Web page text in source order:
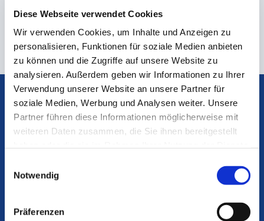
Diese Webseite verwendet Cookies
Wir verwenden Cookies, um Inhalte und Anzeigen zu
personalisieren, Funktionen für soziale Medien anbieten
zu können und die Zugriffe auf unsere Website zu
analysieren. Außerdem geben wir Informationen zu Ihrer
Verwendung unserer Website an unsere Partner für
soziale Medien, Werbung und Analysen weiter. Unsere
Partner führen diese Informationen möglicherweise mit
weiteren Daten zusammen, die Sie ihnen bereitgestellt
Notwendig
Präferenzen
DOWNLOADS